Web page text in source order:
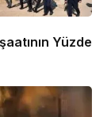
Yüzde